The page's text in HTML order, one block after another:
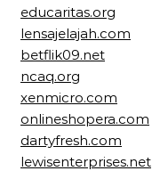
educaritas.org
lensajelajah.com
betflik09.net
ncaq.org
xenmicro.com
onlineshopera.com
dartyfresh.com
lewisenterprises.net